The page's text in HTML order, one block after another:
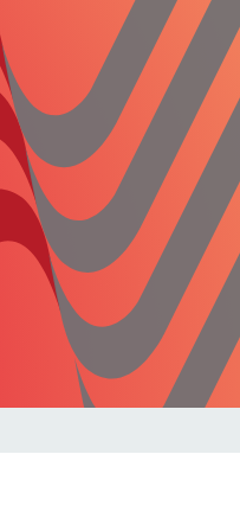
Leben
Familie
Freizeit
Gesundheit
Internet